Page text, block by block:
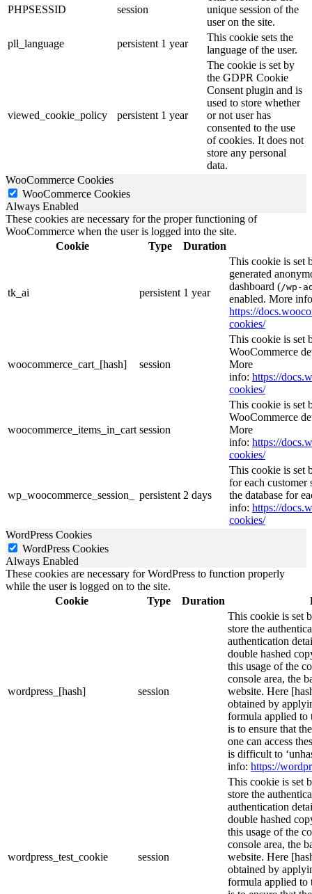
PHPSESSID session
unique session of the
user on the site.
pll_language
persistent 1 year
This cookie sets the
language of the user.
viewed_cookie_policy persistent 1 year
The cookie is set by
the GDPR Cookie
Consent plugin and is
used to store whether
or not user has
consented to the use
of cookies. It does not
store any personal
data.
WooCommerce Cookies
WooCommerce Cookies
Always Enabled
These cookies are necessary for the proper functioning of
WooCommerce when the user is logged into the site.
Cookie
Type Duration
tk_ai persistent 1 year
This cookie is set
generated
dashboard (/wp-
enabled. More
https://
cookies/
woocommerce_cart_[hash] session
This cookie is set
WooCommerce
More
info: https://
cookies/
woocommerce_items_in_cart session
This cookie is set
WooCommerce
More
info: https://
cookies/
wp_woocommerce_session_ persistent 2 days
This cookie is set
for each
the database for
info: https://
cookies/
WordPress Cookies
WordPress Cookies
Always Enabled
These cookies are necessary for WordPress to function properly
while the user is logged on to the site.
Cookie
Type Duration
wordpress_[hash] session
This cookie is set
store the
authentication
double hashed
this usage of the
console area, the
website. Here
obtained by
formula applied to
is to ensure that
one can access
is difficult to
info: https://
wordpress_test_cookie session
This cookie is set
store the
authentication
double hashed
this usage of the
console area, the
website. Here
obtained by
formula applied to